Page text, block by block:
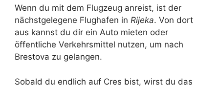
Wenn du mit dem Flugzeug anreist, ist der
nächstgelegene Flughafen in Rijeka. Von dort
aus kannst du dir ein Auto mieten oder
öffentliche Verkehrsmittel nutzen, um nach
Brestova zu gelangen.
Sobald du endlich auf Cres bist, wirst du das